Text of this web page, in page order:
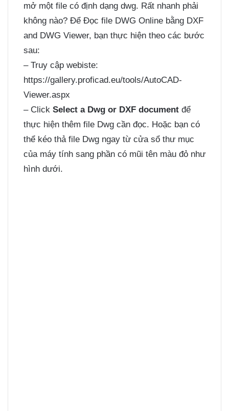
mở một file có định dạng dwg. Rất nhanh phải
không nào? Để Đọc file DWG Online bằng DXF
and DWG Viewer, bạn thực hiện theo các bước
sau:
– Truy cập webiste:
https://gallery.proficad.eu/tools/AutoCAD-
Viewer.aspx
– Click Select a Dwg or DXF document để
thực hiện thêm file Dwg cần đọc. Hoặc bạn có
thể kéo thả file Dwg ngay từ cửa sổ thư mục
của máy tính sang phần có mũi tên màu đỏ như
hình dưới.